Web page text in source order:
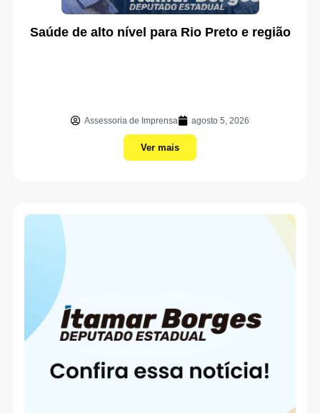
Saúde de alto nível para Rio Preto e região
Assessoria de Imprensa agosto 5, 2026
Ver mais